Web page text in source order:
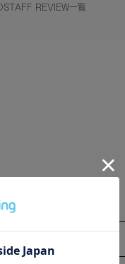
STAFF REVIEW一覧